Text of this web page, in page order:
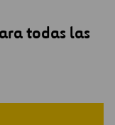
todas las